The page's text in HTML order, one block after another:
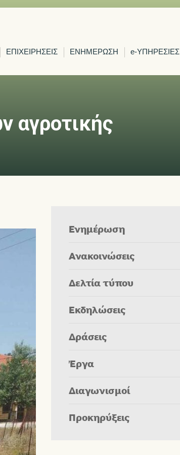
ΕΠΙΧΕΙΡΗΣΕΙΣ ΕΝΗΜΕΡΩΣΗ e-ΥΠΗΡΕΣΙΕΣ
αγροτικής
Ενημέρωση
Ανακοινώσεις
Δελτία τύπου
Εκδηλώσεις
Δράσεις
Έργα
Διαγωνισμοί
Προκηρύξεις